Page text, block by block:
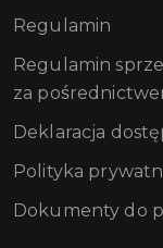
Regulamin
Regulamin
za
Deklaracja
Polityka
Dokumenty do